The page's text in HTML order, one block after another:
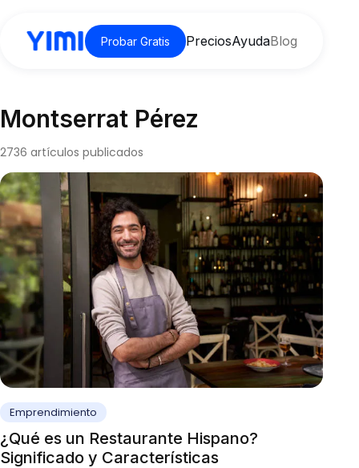
Probar Gratis PreciosAyudaBlog
Montserrat Pérez
2736 artículos publicados
Emprendimiento
¿Qué es un Restaurante Hispano?
Significado y Características